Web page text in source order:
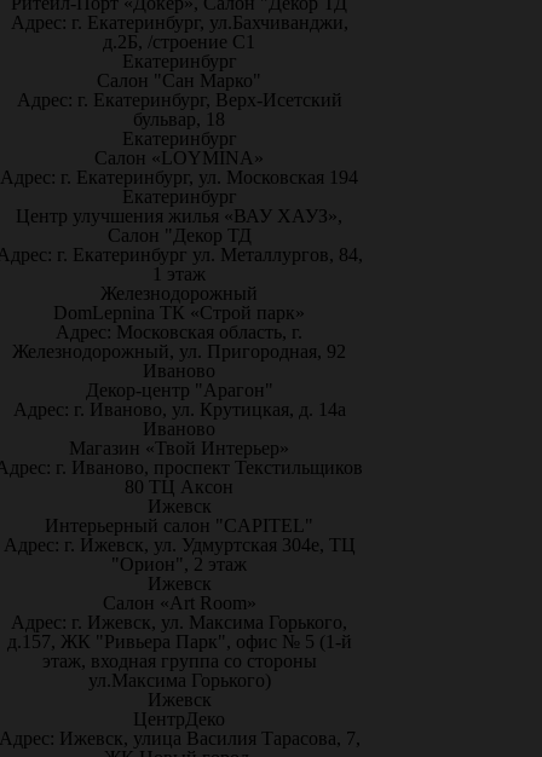
Адрес: г. Екатеринбург, ул.Бахчиванджи,
д.2Б, /строение С1
Екатеринбург
Салон "Сан Марко"
Адрес: г. Екатеринбург, Верх-Исетский
бульвар, 18
Екатеринбург
Салон «LOYMINA»
Адрес: г. Екатеринбург, ул. Московская 194
Екатеринбург
Центр улучшения жилья «ВАУ ХАУЗ»,
Салон "Декор ТД
г. Екатеринбург ул. Металлургов, 84,
1 этаж
Железнодорожный
DomLepnina ТК «Строй парк»
Адрес: Московская область, г.
Железнодорожный, ул. Пригородная, 92
Иваново
Декор-центр "Арагон"
Адрес: г. Иваново, ул. Крутицкая, д. 14а
Иваново
Магазин «Твой Интерьер»
г. Иваново, проспект Текстильщиков
80 ТЦ Аксон
Ижевск
Интерьерный салон "CAPITEL"
Адрес: г. Ижевск, ул. Удмуртская 304е, ТЦ
"Орион", 2 этаж
Ижевск
Салон «Art Room»
Адрес: г. Ижевск, ул. Максима Горького,
д.157, ЖК "Ривьера Парк", офис № 5 (1-й
этаж, входная группа со стороны
ул.Максима Горького)
Ижевск
ЦентрДеко
Ижевск, улица Василия Тарасова, 7,